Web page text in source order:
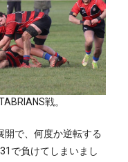
戦。
開で、何度か逆転する
で負けてしまいまし